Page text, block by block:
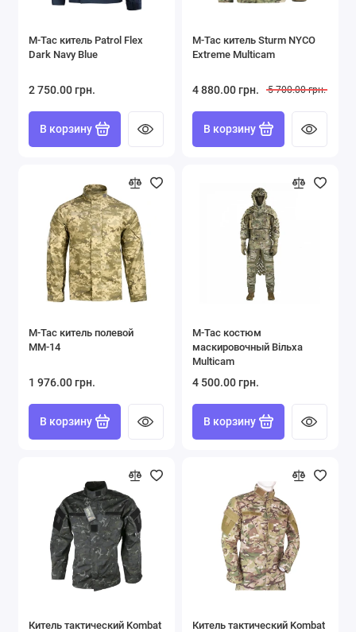
Футболки Поло
Шорты
Показать все
M-Tac китель Patrol Flex
Dark Navy Blue
2 750.00 грн.
В корзину
M-Tac китель Sturm NYCO
Extreme Multicam
4 880.00 грн. 5 700.00 грн.
В корзину
M-Tac китель полевой
ММ-14
1 976.00 грн.
В корзину
M-Tac костюм
маскировочный Вільха
Multicam
4 500.00 грн.
В корзину
Китель тактический Kombat
Китель тактический Kombat